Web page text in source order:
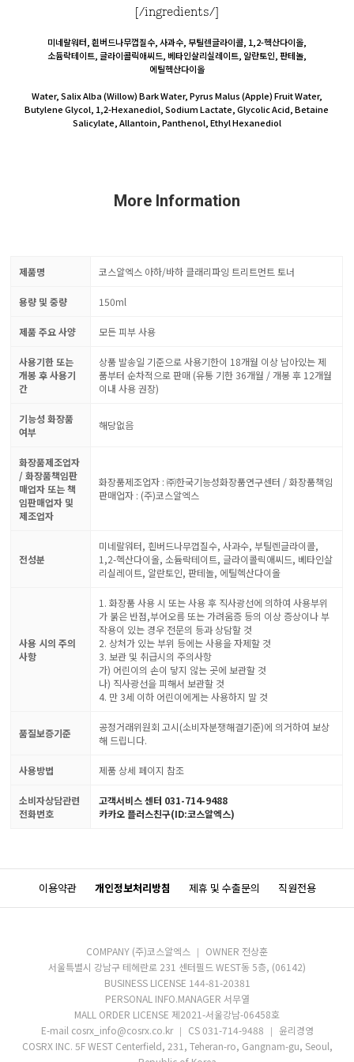
[/ingredients/]
미네랄워터, 흰버드나무껍질수, 사과수, 부틸렌글라이콜, 1,2-헥산다이올,
소듐락테이트, 글라이콜릭애씨드, 베타인살리실레이트, 알란토인, 판테놀,
에틸헥산다이올
Water, Salix Alba (Willow) Bark Water, Pyrus Malus (Apple) Fruit Water,
Butylene Glycol, 1,2-Hexanediol, Sodium Lactate, Glycolic Acid, Betaine
Salicylate, Allantoin, Panthenol, Ethyl Hexanediol
More Information
제품명 코스알엑스 아하/바하 클래리파잉 트리트먼트 토너
용량 및 중량 150ml
제품 주요 사양 모든 피부 사용
사용기한 또는
개봉 후 사용기
간
상품 발송일 기준으로 사용기한이 18개월 이상 남아있는 제
품부터 순차적으로 판매 (유통 기한 36개월 / 개봉 후 12개월
이내 사용 권장)
기능성 화장품
여부
해당없음
화장품제조업자
/ 화장품책임판
매업자 또는 책
임판매업자 및
제조업자
화장품제조업자 : ㈜한국기능성화장품연구센터 / 화장품책임
판매업자 : (주)코스알엑스
전성분
미네랄워터, 흰버드나무껍질수, 사과수, 부틸렌글라이콜,
1,2-헥산다이올, 소듐락테이트, 글라이콜릭애씨드, 베타인살
리실레이트, 알란토인, 판테놀, 에틸헥산다이올
사용 시의 주의
사항
1. 화장품 사용 시 또는 사용 후 직사광선에 의하여 사용부위
가 붉은 반점,부어오름 또는 가려움증 등의 이상 증상이나 부
작용이 있는 경우 전문의 등과 상담할 것
2. 상처가 있는 부위 등에는 사용을 자제할 것
3. 보관 및 취급시의 주의사항
가) 어린이의 손이 닿지 않는 곳에 보관할 것
나) 직사광선을 피해서 보관할 것
4. 만 3세 이하 어린이에게는 사용하지 말 것
품질보증기준
공정거래위원회 고시(소비자분쟁해결기준)에 의거하여 보상
해 드립니다.
사용방법 제품 상세 페이지 참조
소비자상담관련
전화번호
고객서비스 센터 031-714-9488
카카오 플러스친구(ID:코스알엑스)
이용약관 개인정보처리방침 제휴 및 수출문의 직원전용
COMPANY (주)코스알엑스
OWNER 전상훈
서울특별시 강남구 테헤란로 231 센터필드 WEST동 5층, (06142)
BUSINESS LICENSE 144-81-20381
PERSONAL INFO.MANAGER 서무열
MALL ORDER LICENSE 제2021-서울강남-06458호
E-mail cosrx_info@cosrx.co.kr
CS 031-714-9488
윤리경영
COSRX INC. 5F WEST Centerfield, 231, Teheran-ro, Gangnam-gu, Seoul,